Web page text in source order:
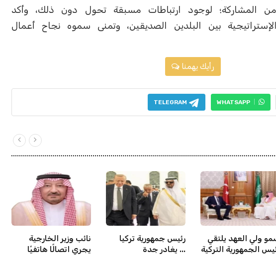
المشاركة؛ لوجود ارتباطات مسبقة تحول دون ذلك، وأكد
بين البلدين الصديقين، وتمنى سموه نجاح أعمال
رأيك يهمنا
WHATSAPP
TELEGRAM
نائب وزير الخارجية
يجري اتصالًا هاتفيًا
رئيس جمهورية تركيا
يغادر جدة ...
ولي العهد يلتقي
الجمهورية التركية